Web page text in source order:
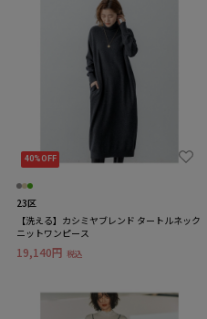
40%OFF
23区
【洗える】カシミヤブレンド タートルネック
ニットワンピース
19,140円 税込